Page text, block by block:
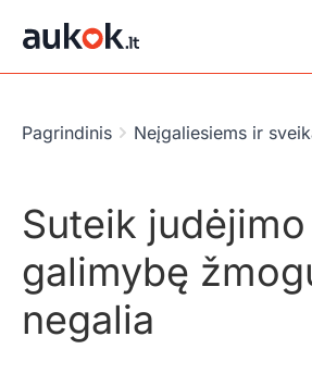
Pagrindinis Neįgaliesiems ir
Suteik judėjimo
galimybę
negalia